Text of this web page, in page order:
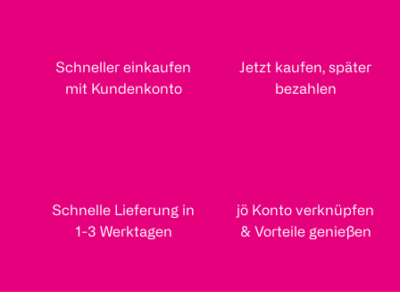
Schneller einkaufen
mit Kundenkonto
Jetzt kaufen, später
bezahlen
Schnelle Lieferung in
1-3 Werktagen
jö Konto verknüpfen
& Vorteile genießen